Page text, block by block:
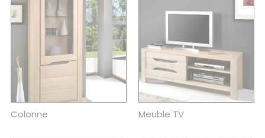
Colonne Meuble TV